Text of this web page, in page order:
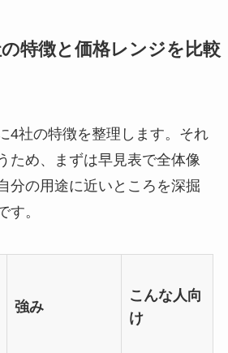
特徴と価格レンジを比較
4社の特徴を整理します。それ
ため、まずは早見表で全体像
分の用途に近いところを深掘
す。
強み
こんな人向
け